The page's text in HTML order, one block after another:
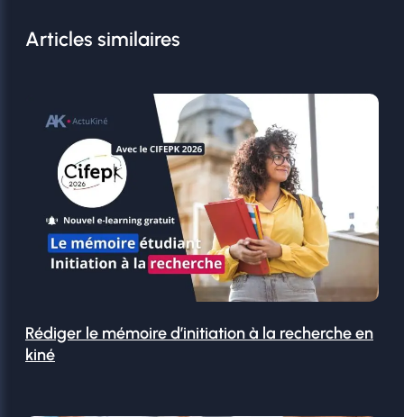
Articles similaires
Rédiger le mémoire d’initiation à la recherche en
kiné